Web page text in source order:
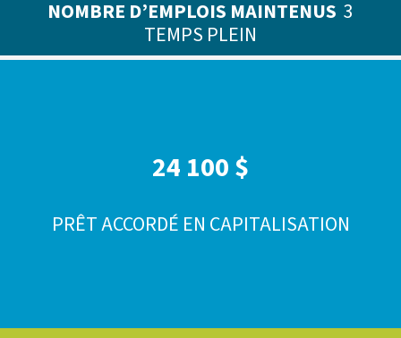
NOMBRE D’EMPLOIS MAINTENUS 3
TEMPS PLEIN
24 100 $
PRÊT ACCORDÉ EN CAPITALISATION